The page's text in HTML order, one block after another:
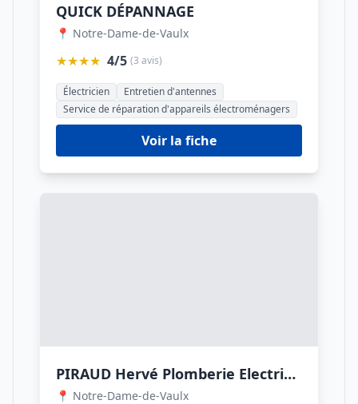
QUICK DÉPANNAGE
📍 Notre-Dame-de-Vaulx
★★★★ 4/5 (3 avis)
Électricien
Entretien d'antennes
Service de réparation d'appareils électroménagers
Voir la fiche
PIRAUD Hervé Plomberie Electricité Aménagement Intérieur
📍 Notre-Dame-de-Vaulx